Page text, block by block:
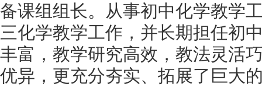
备课组组长。从事初中化学教学
三化学教学工作，并长期担任初
丰富，教学研究高效，教法灵活
优异，更充分夯实、拓展了巨大